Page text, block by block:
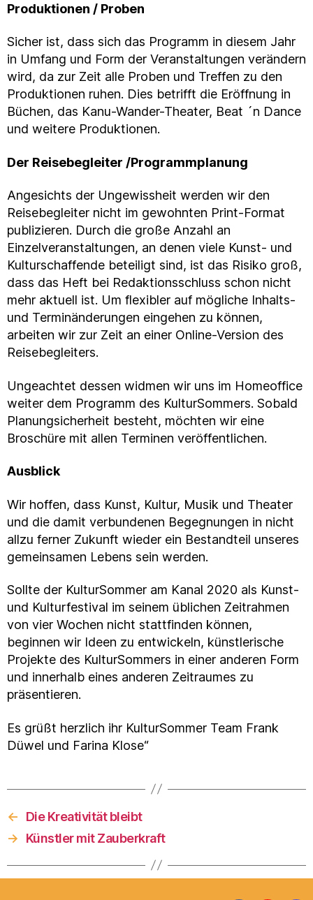
Produktionen / Proben
Sicher ist, dass sich das Programm in diesem Jahr
in Umfang und Form der Veranstaltungen verändern
wird, da zur Zeit alle Proben und Treffen zu den
Produktionen ruhen. Dies betrifft die Eröffnung in
Büchen, das Kanu-Wander-Theater, Beat ´n Dance
und weitere Produktionen.
Der Reisebegleiter /Programmplanung
Angesichts der Ungewissheit werden wir den
Reisebegleiter nicht im gewohnten Print-Format
publizieren. Durch die große Anzahl an
Einzelveranstaltungen, an denen viele Kunst- und
Kulturschaffende beteiligt sind, ist das Risiko groß,
dass das Heft bei Redaktionsschluss schon nicht
mehr aktuell ist. Um flexibler auf mögliche Inhalts-
und Terminänderungen eingehen zu können,
arbeiten wir zur Zeit an einer Online-Version des
Reisebegleiters.
Ungeachtet dessen widmen wir uns im Homeoffice
weiter dem Programm des KulturSommers. Sobald
Planungsicherheit besteht, möchten wir eine
Broschüre mit allen Terminen veröffentlichen.
Ausblick
Wir hoffen, dass Kunst, Kultur, Musik und Theater
und die damit verbundenen Begegnungen in nicht
allzu ferner Zukunft wieder ein Bestandteil unseres
gemeinsamen Lebens sein werden.
Sollte der KulturSommer am Kanal 2020 als Kunst-
und Kulturfestival im seinem üblichen Zeitrahmen
von vier Wochen nicht stattfinden können,
beginnen wir Ideen zu entwickeln, künstlerische
Projekte des KulturSommers in einer anderen Form
und innerhalb eines anderen Zeitraumes zu
präsentieren.
Es grüßt herzlich ihr KulturSommer Team Frank
Düwel und Farina Klose“
←
Die Kreativität bleibt
→
Künstler mit Zauberkraft